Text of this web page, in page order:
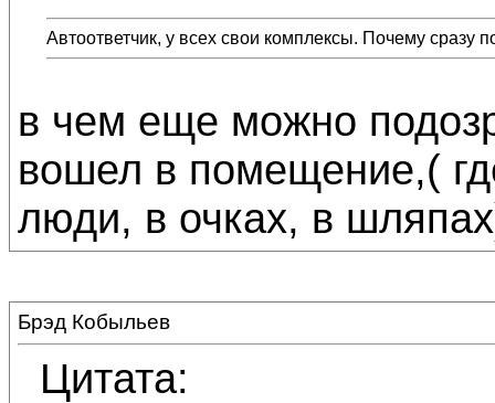
Автоответчик, у всех свои комплексы. Почему сразу
в чем еще можно
вошел в помещение,(
люди, в очках, в
Брэд Кобыльев
Цитата: